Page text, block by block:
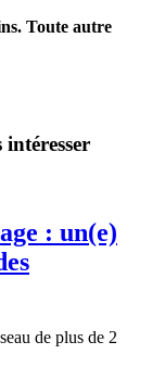
Toute autre
: un(e)
de plus de 2